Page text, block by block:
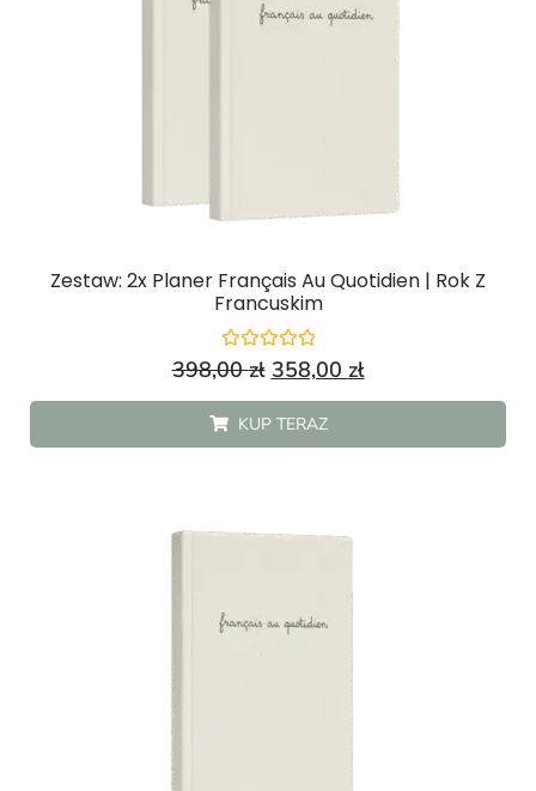
Zestaw: 2x Planer Français Au Quotidien | Rok Z
Francuskim
Oceniono
0
398,00zł 358,00 zł
KUP TERAZ